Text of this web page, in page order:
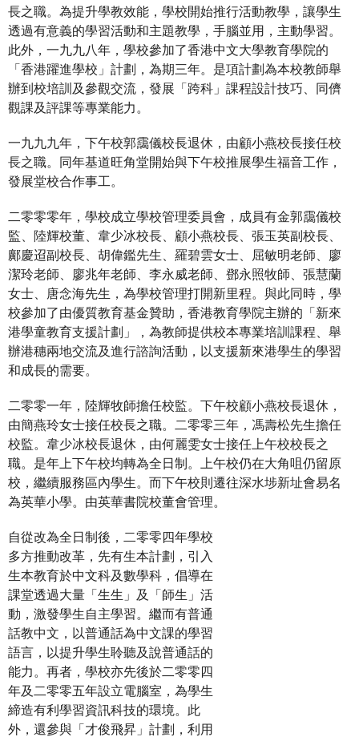
長之職。為提升學教效能，學校開始推行活動教學，讓學生
透過有意義的學習活動和主題教學，手腦並用，主動學習。
此外，一九九八年，學校參加了香港中文大學教育學院的
「香港躍進學校」計劃，為期三年。是項計劃為本校教師舉
辦到校培訓及參觀交流，發展「跨科」課程設計技巧、同儕
觀課及評課等專業能力。
一九九九年，下午校郭靄儀校長退休，由顧小燕校長接任校
長之職。同年基道旺角堂開始與下午校推展學生福音工作，
發展堂校合作事工。
二零零零年，學校成立學校管理委員會，成員有金郭靄儀校
監、陸輝校董、韋少冰校長、顧小燕校長、張玉英副校長、
鄺慶迢副校長、胡偉鑑先生、羅碧雲女士、屈敏明老師、廖
潔玲老師、廖兆年老師、李永威老師、鄧永照牧師、張慧蘭
女士、唐念海先生，為學校管理打開新里程。與此同時，學
校參加了由優質教育基金贊助，香港教育學院主辦的「新來
港學童教育支援計劃」，為教師提供校本專業培訓課程、舉
辦港穗兩地交流及進行諮詢活動，以支援新來港學生的學習
和成長的需要。
二零零一年，陸輝牧師擔任校監。下午校顧小燕校長退休，
由簡燕玲女士接任校長之職。二零零三年，馮壽松先生擔任
校監。韋少冰校長退休，由何麗雯女士接任上午校校長之
職。是年上下午校均轉為全日制。上午校仍在大角咀仍留原
校，繼續服務區內學生。而下午校則遷往深水埗新址會易名
為英華小學。由英華書院校董會管理。
自從改為全日制後，二零零四年學校
多方推動改革，先有生本計劃，引入
生本教育於中文科及數學科，倡導在
課堂透過大量「生生」及「師生」活
動，激發學生自主學習。繼而有普通
話教中文，以普通話為中文課的學習
語言，以提升學生聆聽及說普通話的
能力。再者，學校亦先後於二零零四
年及二零零五年設立電腦室，為學生
締造有利學習資訊科技的環境。此
外，還參與「才俊飛昇」計劃，利用